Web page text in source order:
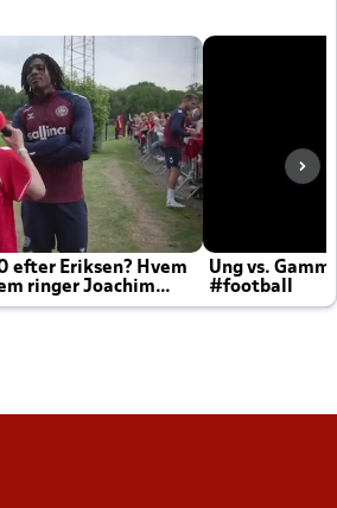
efter Eriksen? Hvem
ringer Joachim
Ung vs.
#football